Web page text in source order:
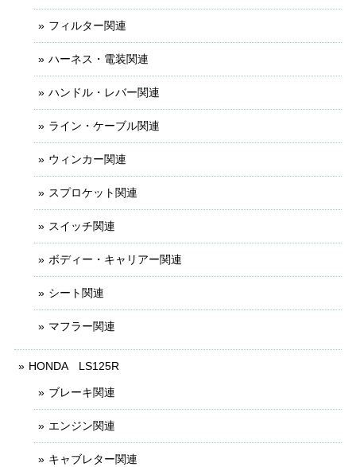
フィルター関連
ハーネス・電装関連
ハンドル・レバー関連
ライン・ケーブル関連
ウィンカー関連
スプロケット関連
スイッチ関連
ボディー・キャリアー関連
シート関連
マフラー関連
HONDA LS125R
ブレーキ関連
エンジン関連
キャブレター関連